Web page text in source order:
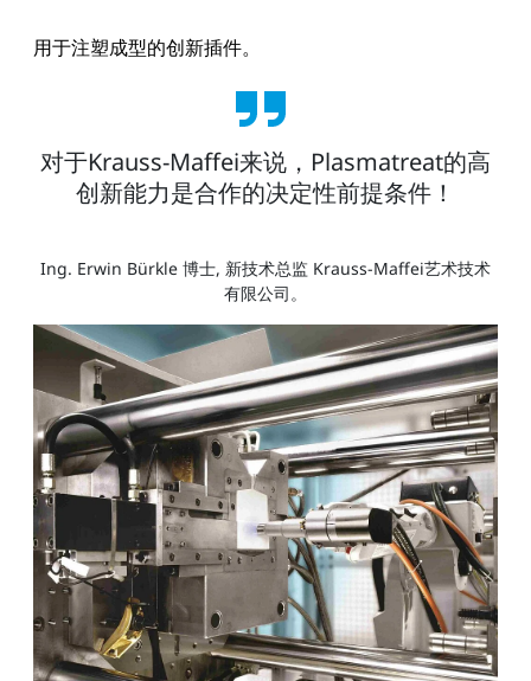
用于注塑成型的创新插件。
对于Krauss-Maffei来说，Plasmatreat的高
创新能力是合作的决定性前提条件！
Ing. Erwin Bürkle 博士, 新技术总监 Krauss-Maffei艺术技术
有限公司。